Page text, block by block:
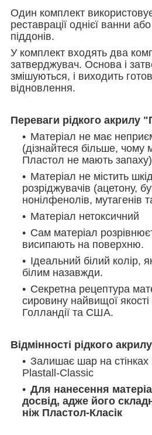
Один комплект
реставрації однієї ванни
піддонів.
У комплект входять два
затверджувач. Основа і
змішуються, і виходить
відновлення.
Переваги рідкого акрилу
Матеріал не має
(дізнайтеся більше, чому
Пластол не мають запаху)
Матеріал не містить
розріджувачів (ацетону,
нонілфенолів, мутагенів
Матеріал нетоксичний
Сам матеріал
висипають на поверхню.
Ідеальний білий колір,
білим назавжди.
Секретна рецептура
сировину найвищої
Голландії та США.
Відмінності рідкого
Залишає шар на
Plastall-Classic
Для нанесення
досвід, адже його
ніж Пластол-Класік